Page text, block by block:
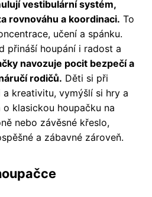
vestibulární systém,
rovnováhu a koordinaci. To
učení a spánku.
přináší houpání i radost a
navozuje pocit bezpečí a
rodičů. Děti si při
kreativitu, vymýšlí si hry a
klasickou houpačku na
nebo závěsné křeslo,
a zábavné zároveň.